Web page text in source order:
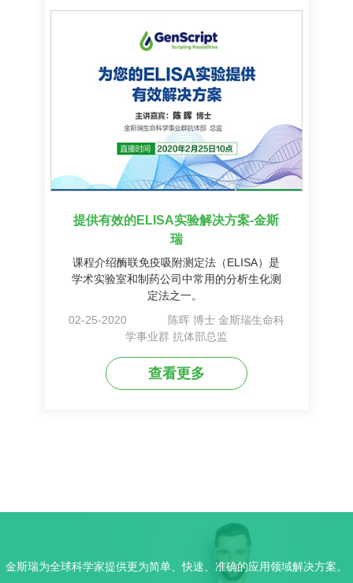
提供有效的ELISA实验解决方案-金斯
瑞
课程介绍酶联免疫吸附测定法（ELISA）是
学术实验室和制药公司中常用的分析生化测
定法之一。
02-25-2020
陈晖 博士 金斯瑞生命科
学事业群 抗体部总监
查看更多
金斯瑞为全球科学家提供更为简单、快速、准确的应用领域解决方案。